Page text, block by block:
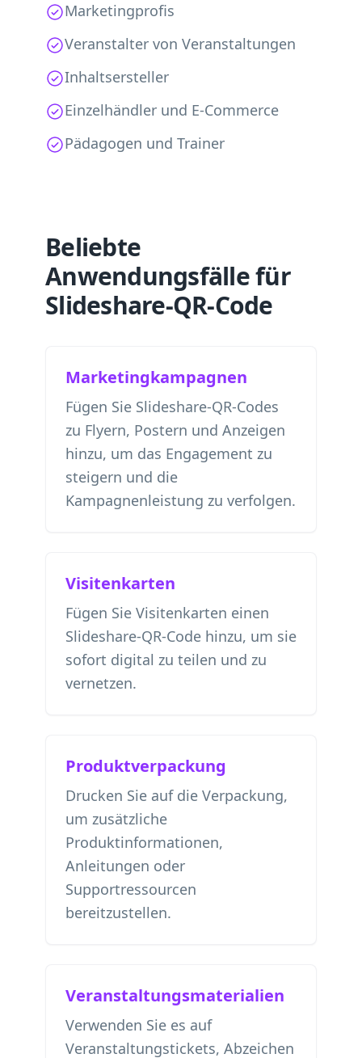
Marketingprofis
Veranstalter von Veranstaltungen
Inhaltsersteller
Einzelhändler und E-Commerce
Pädagogen und Trainer
Beliebte
Anwendungsfälle für
Slideshare-QR-Code
Marketingkampagnen
Fügen Sie Slideshare-QR-Codes
zu Flyern, Postern und Anzeigen
hinzu, um das Engagement zu
steigern und die
Kampagnenleistung zu verfolgen.
Visitenkarten
Fügen Sie Visitenkarten einen
Slideshare-QR-Code hinzu, um sie
sofort digital zu teilen und zu
vernetzen.
Produktverpackung
Drucken Sie auf die Verpackung,
um zusätzliche
Produktinformationen,
Anleitungen oder
Supportressourcen
bereitzustellen.
Veranstaltungsmaterialien
Verwenden Sie es auf
Veranstaltungstickets, Abzeichen